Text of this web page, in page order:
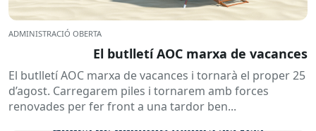
ADMINISTRACIÓ OBERTA
El butlletí AOC marxa de vacances
El butlletí AOC marxa de vacances i tornarà el proper 25
d’agost. Carregarem piles i tornarem amb forces
renovades per fer front a una tardor ben...